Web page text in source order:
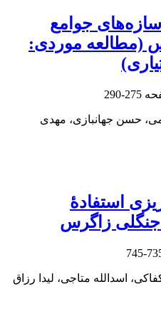
جوامع
(مطالعه موردی:
275-290
حسن جهانبازی، مهدی
استفادۀ
جنگلی زاگرس
735-
اسدالله متاجی، لیدا رزاق